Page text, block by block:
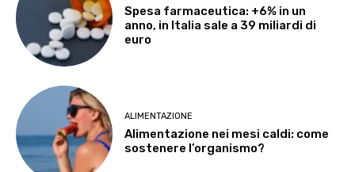
Spesa farmaceutica: +6% in un
anno, in Italia sale a 39 miliardi di
euro
ALIMENTAZIONE
Alimentazione nei mesi caldi: come
sostenere l’organismo?